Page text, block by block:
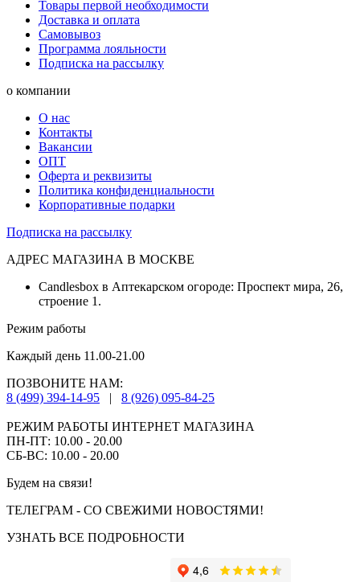
Товары первой необходимости
Доставка и оплата
Самовывоз
Программа лояльности
Подписка на рассылку
о компании
О нас
Контакты
Вакансии
ОПТ
Оферта и реквизиты
Политика конфиденциальности
Корпоративные подарки
Подписка на рассылку
АДРЕС МАГАЗИНА В МОСКВЕ
Candlesbox в Аптекарском огороде: Проспект мира, 26,
строение 1.
Режим работы
Каждый день 11.00-21.00
ПОЗВОНИТЕ НАМ:
8 (499) 394-14-95
| 8 (926) 095-84-25
РЕЖИМ РАБОТЫ ИНТЕРНЕТ МАГАЗИНА
ПН-ПТ: 10.00 - 20.00
СБ-ВС: 10.00 - 20.00
Будем на связи!
ТЕЛЕГРАМ - СО СВЕЖИМИ НОВОСТЯМИ!
УЗНАТЬ ВСЕ ПОДРОБНОСТИ